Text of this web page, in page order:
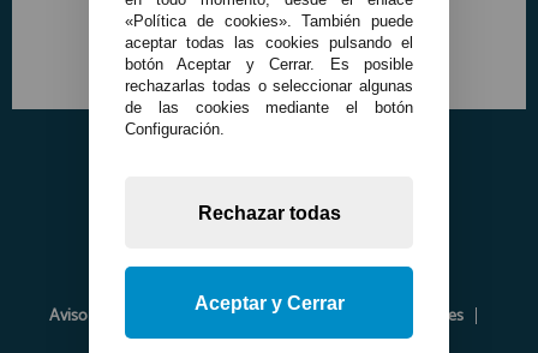
Aviso Legal Política de Privacidad
Política de Cookies
Envíos y Devoluciones
Opiniones
«Política de cookies». También puede
aceptar todas las cookies pulsando el
botón Aceptar y Cerrar. Es posible
rechazarlas todas o seleccionar algunas
de las cookies mediante el botón
Configuración.
Rechazar todas
Aceptar y Cerrar